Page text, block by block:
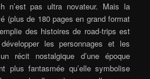
n’est pas ultra novateur. Mais la
(plus de 180 pages en grand format
des histoires de road-trips est
les personnages et les
récit nostalgique d’une époque
plus fantasmée qu’elle symbolise